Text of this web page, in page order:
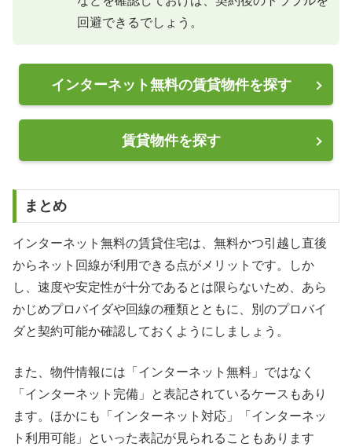
回避できるでしょう。
インターネット無料の賃貸物件を探す
賃貸物件を探す
まとめ
インターネット無料の賃貸住宅は、無料かつ引越し直後
からネット回線が利用できる点がメリットです。しか
し、速度や安定性が十分であるとは限らないため、あら
かじめプロバイダや回線の種類とともに、別のプロバイ
ダと契約可能か確認しておくようにしましょう。
また、物件情報には「インターネット無料」ではなく
「インターネット完備」と表記されているケースもあり
ます。ほかにも「インターネット対応」「インターネッ
ト利用可能」といった表記が見られることもあります